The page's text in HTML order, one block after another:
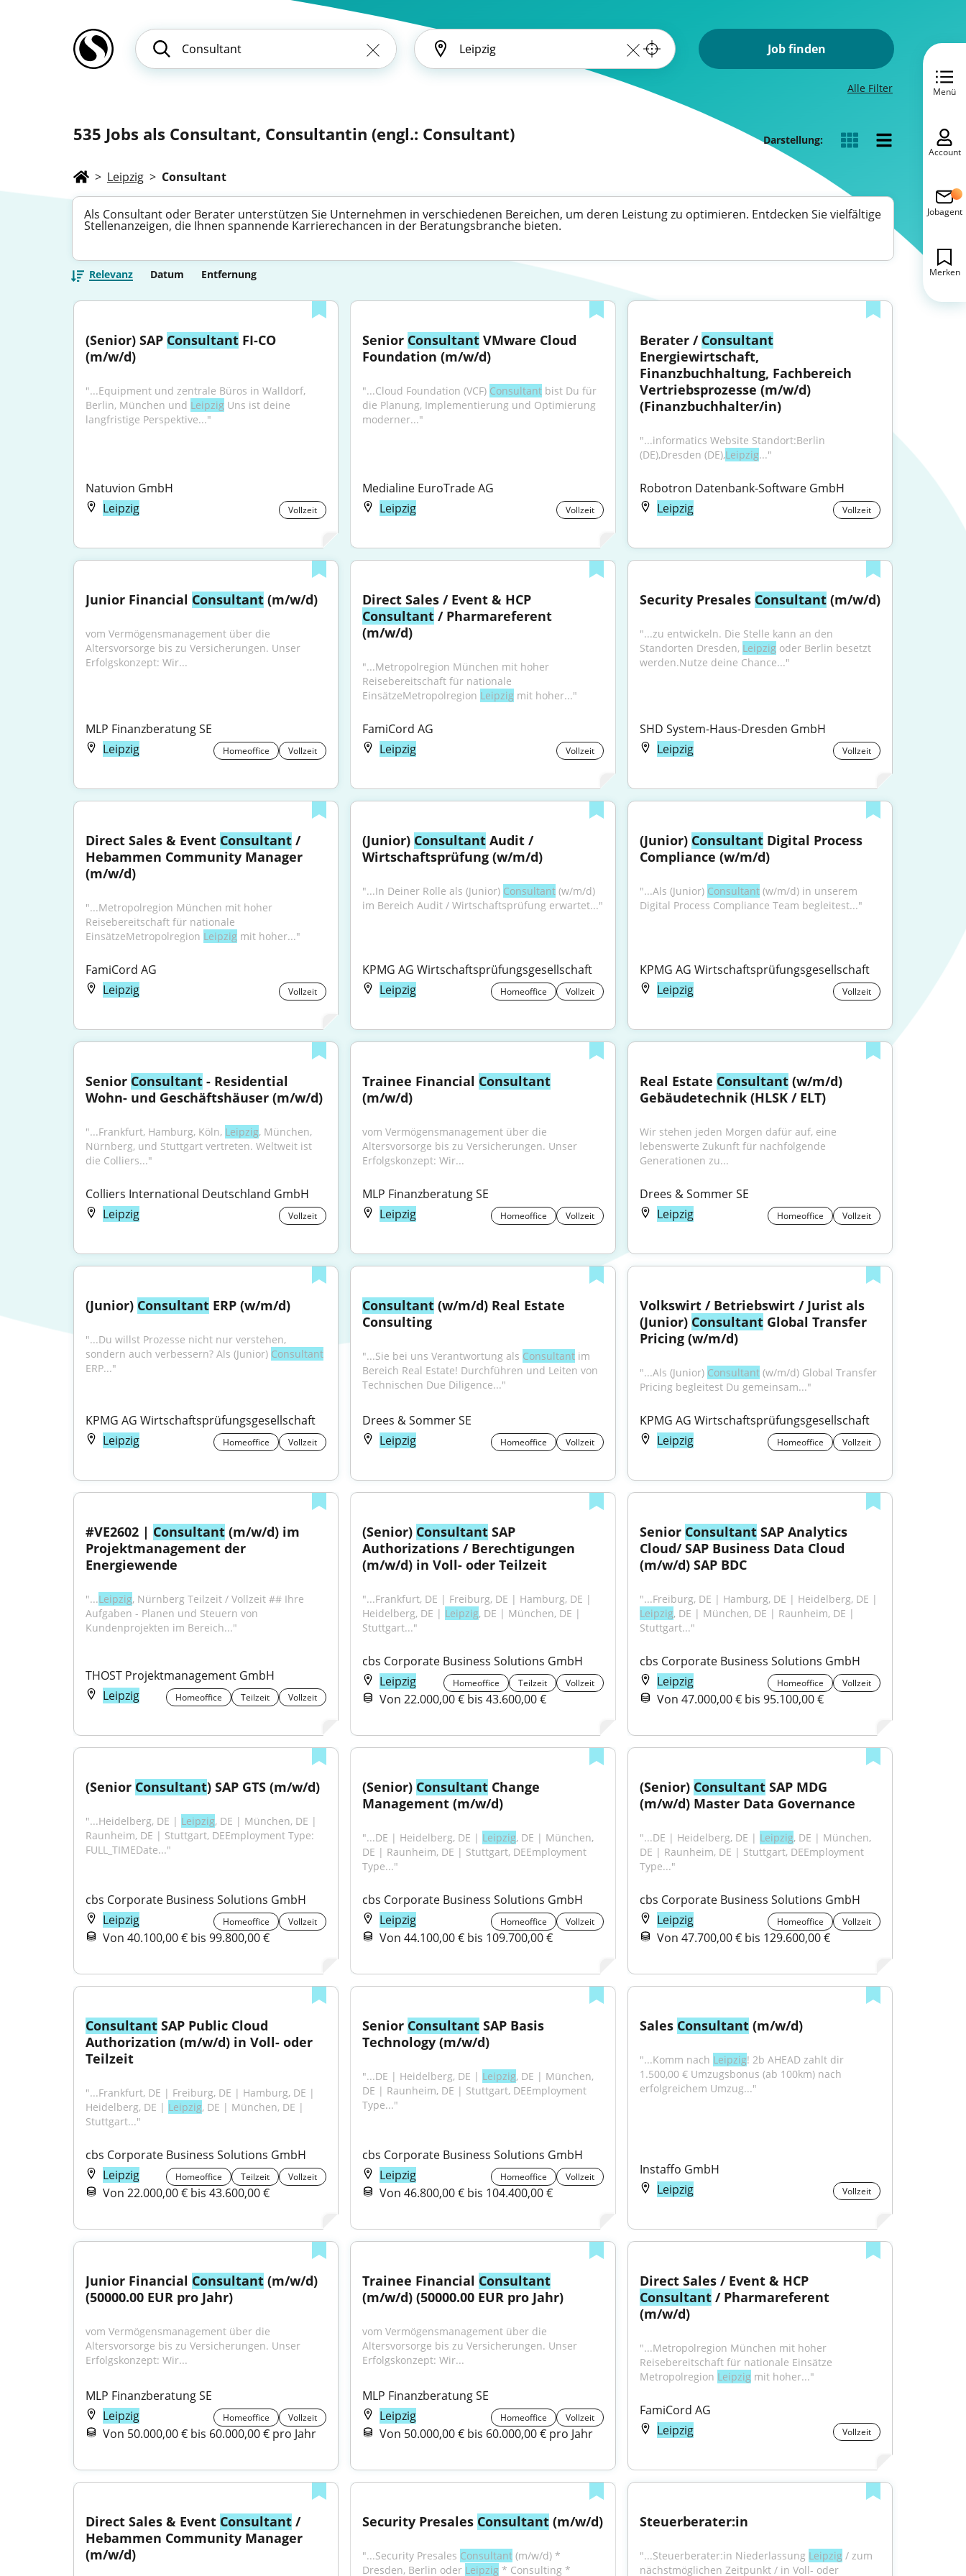
Job finden
Alle Filter
535 Jobs als Consultant, Consultantin (engl.: Consultant) Darstellung:
> Leipzig > Consultant
Als Consultant oder Berater unterstützen Sie Unternehmen in verschiedenen Bereichen, um deren Leistung zu optimieren. Entdecken Sie vielfältige
Stellenanzeigen, die Ihnen spannende Karrierechancen in der Beratungsbranche bieten.
Relevanz Datum Entfernung
(Senior) SAP Consultant FI-CO
(m/w/d)
"...Equipment und zentrale Büros in Walldorf,
Berlin, München und Leipzig Uns ist deine
langfristige Perspektive..."
Natuvion GmbH
Leipzig
Vollzeit
Senior Consultant VMware Cloud
Foundation (m/w/d)
"...Cloud Foundation (VCF) Consultant bist Du für
die Planung, Implementierung und Optimierung
moderner..."
Medialine EuroTrade AG
Leipzig
Vollzeit
Berater / Consultant
Energiewirtschaft,
Finanzbuchhaltung, Fachbereich
Vertriebsprozesse (m/w/d)
(Finanzbuchhalter/in)
"...informatics Website Standort:Berlin
(DE),Dresden (DE),Leipzig..."
Robotron Datenbank-Software GmbH
Leipzig
Vollzeit
Junior Financial Consultant (m/w/d)
vom Vermögensmanagement über die
Altersvorsorge bis zu Versicherungen. Unser
Erfolgskonzept: Wir...
MLP Finanzberatung SE
Leipzig
Homeoffice Vollzeit
Consultant / Pharmareferent
(m/w/d)
"...Metropolregion München mit hoher
Reisebereitschaft für nationale
EinsätzeMetropolregion Leipzig mit hoher..."
FamiCord AG
Leipzig
Vollzeit
Security Presales Consultant (m/w/d)
"...zu entwickeln. Die Stelle kann an den
Standorten Dresden, Leipzig oder Berlin besetzt
werden.Nutze deine Chance..."
SHD System-Haus-Dresden GmbH
Leipzig
Vollzeit
Direct Sales & Event Consultant /
Hebammen Community Manager
(m/w/d)
"...Metropolregion München mit hoher
Reisebereitschaft für nationale
EinsätzeMetropolregion Leipzig mit hoher..."
FamiCord AG
Leipzig
Vollzeit
(Junior) Consultant Audit /
Wirtschaftsprüfung (w/m/d)
"...In Deiner Rolle als (Junior) Consultant (w/m/d)
im Bereich Audit / Wirtschaftsprüfung erwartet..."
KPMG AG Wirtschaftsprüfungsgesellschaft
Leipzig
Homeoffice Vollzeit
(Junior) Consultant Digital Process
Compliance (w/m/d)
"...Als (Junior) Consultant (w/m/d) in unserem
Digital Process Compliance Team begleitest..."
KPMG AG Wirtschaftsprüfungsgesellschaft
Leipzig
Vollzeit
Senior Consultant - Residential
Wohn- und Geschäftshäuser (m/w/d)
"...Frankfurt, Hamburg, Köln, Leipzig, München,
Nürnberg, und Stuttgart vertreten. Weltweit ist
die Colliers..."
Colliers International Deutschland GmbH
Leipzig
Vollzeit
Trainee Financial Consultant
(m/w/d)
vom Vermögensmanagement über die
Altersvorsorge bis zu Versicherungen. Unser
Erfolgskonzept: Wir...
MLP Finanzberatung SE
Leipzig
Homeoffice Vollzeit
Real Estate Consultant (w/m/d)
Gebäudetechnik (HLSK / ELT)
Wir stehen jeden Morgen dafür auf, eine
lebenswerte Zukunft für nachfolgende
Generationen zu...
Drees & Sommer SE
Leipzig
Homeoffice Vollzeit
(Junior) Consultant ERP (w/m/d)
"...Du willst Prozesse nicht nur verstehen,
sondern auch verbessern? Als (Junior) Consultant
ERP..."
KPMG AG Wirtschaftsprüfungsgesellschaft
Leipzig
Homeoffice Vollzeit
Consultant (w/m/d) Real Estate
Consulting
"...Sie bei uns Verantwortung als Consultant im
Bereich Real Estate! Durchführen und Leiten von
Technischen Due Diligence..."
Drees & Sommer SE
Leipzig
Homeoffice Vollzeit
Volkswirt / Betriebswirt / Jurist als
(Junior) Consultant Global Transfer
Pricing (w/m/d)
"...Als (Junior) Consultant (w/m/d) Global Transfer
Pricing begleitest Du gemeinsam..."
KPMG AG Wirtschaftsprüfungsgesellschaft
Leipzig
Homeoffice Vollzeit
#VE2602 | Consultant (m/w/d) im
Projektmanagement der
Energiewende
"...Leipzig, Nürnberg Teilzeit / Vollzeit ## Ihre
Aufgaben - Planen und Steuern von
Kundenprojekten im Bereich..."
THOST Projektmanagement GmbH
Leipzig
Homeoffice Teilzeit Vollzeit
(Senior) Consultant SAP
Authorizations / Berechtigungen
(m/w/d) in Voll- oder Teilzeit
"...Frankfurt, DE | Freiburg, DE | Hamburg, DE |
Heidelberg, DE | Leipzig, DE | München, DE |
Stuttgart..."
cbs Corporate Business Solutions GmbH
Leipzig
Homeoffice Teilzeit Vollzeit
Von 22.000,00 € bis 43.600,00 €
Senior Consultant SAP Analytics
Cloud/ SAP Business Data Cloud
(m/w/d) SAP BDC
Leipzig, DE | München, DE | Raunheim, DE |
Stuttgart..."
cbs Corporate Business Solutions GmbH
Leipzig
Homeoffice Vollzeit
Von 47.000,00 € bis 95.100,00 €
(Senior Consultant) SAP GTS (m/w/d)
"...Heidelberg, DE | Leipzig, DE | München, DE |
Raunheim, DE | Stuttgart, DEEmployment Type:
FULL_TIMEDate..."
cbs Corporate Business Solutions GmbH
Leipzig
Homeoffice Vollzeit
Von 40.100,00 € bis 99.800,00 €
(Senior) Consultant Change
Management (m/w/d)
"...DE | Heidelberg, DE | Leipzig, DE | München,
DE | Raunheim, DE | Stuttgart, DEEmployment
Type..."
cbs Corporate Business Solutions GmbH
Leipzig
Homeoffice Vollzeit
Von 44.100,00 € bis 109.700,00 €
(Senior) Consultant SAP MDG
(m/w/d) Master Data Governance
"...DE | Heidelberg, DE | Leipzig, DE | München,
DE | Raunheim, DE | Stuttgart, DEEmployment
Type..."
cbs Corporate Business Solutions GmbH
Leipzig
Homeoffice Vollzeit
Von 47.700,00 € bis 129.600,00 €
Consultant SAP Public Cloud
Authorization (m/w/d) in Voll- oder
Teilzeit
"...Frankfurt, DE | Freiburg, DE | Hamburg, DE |
Heidelberg, DE | Leipzig, DE | München, DE |
Stuttgart..."
cbs Corporate Business Solutions GmbH
Leipzig
Homeoffice Teilzeit Vollzeit
Von 22.000,00 € bis 43.600,00 €
Senior Consultant SAP Basis
Technology (m/w/d)
"...DE | Heidelberg, DE | Leipzig, DE | München,
DE | Raunheim, DE | Stuttgart, DEEmployment
Type..."
cbs Corporate Business Solutions GmbH
Leipzig
Homeoffice Vollzeit
Von 46.800,00 € bis 104.400,00 €
Sales Consultant (m/w/d)
"...Komm nach Leipzig! 2b AHEAD zahlt dir
1.500,00 € Umzugsbonus (ab 100km) nach
erfolgreichem Umzug..."
Instaffo GmbH
Leipzig
Vollzeit
Junior Financial Consultant (m/w/d)
(50000.00 EUR pro Jahr)
vom Vermögensmanagement über die
Altersvorsorge bis zu Versicherungen. Unser
Erfolgskonzept: Wir...
MLP Finanzberatung SE
Leipzig
Homeoffice Vollzeit
Von 50.000,00 € bis 60.000,00 € pro Jahr
Trainee Financial Consultant
(m/w/d) (50000.00 EUR pro Jahr)
vom Vermögensmanagement über die
Altersvorsorge bis zu Versicherungen. Unser
Erfolgskonzept: Wir...
MLP Finanzberatung SE
Leipzig
Homeoffice Vollzeit
Von 50.000,00 € bis 60.000,00 € pro Jahr
Direct Sales / Event & HCP
Consultant / Pharmareferent
(m/w/d)
"...Metropolregion München mit hoher
Reisebereitschaft für nationale Einsätze
Metropolregion Leipzig mit hoher..."
FamiCord AG
Leipzig
Vollzeit
Direct Sales & Event Consultant /
Hebammen Community Manager
(m/w/d)
Security Presales Consultant (m/w/d)
"...Security Presales Consultant (m/w/d) *
Dresden, Berlin oder Leipzig * Consulting *
Steuerberater:in
"...Steuerberater:in Niederlassung Leipzig / zum
nächstmöglichen Zeitpunkt / in Voll- oder
Menü
Account
Jobagent
Merken